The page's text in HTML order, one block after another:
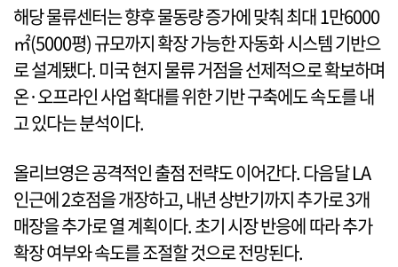
해당 물류센터는 향후 물동량 증가에 맞춰 최대 1만6000
㎡(5000평) 규모까지 확장 가능한 자동화 시스템 기반으
로 설계됐다. 미국 현지 물류 거점을 선제적으로 확보하며
온·오프라인 사업 확대를 위한 기반 구축에도 속도를 내
고 있다는 분석이다.
올리브영은 공격적인 출점 전략도 이어간다. 다음달 LA
인근에 2호점을 개장하고, 내년 상반기까지 추가로 3개
매장을 추가로 열 계획이다. 초기 시장 반응에 따라 추가
확장 여부와 속도를 조절할 것으로 전망된다.